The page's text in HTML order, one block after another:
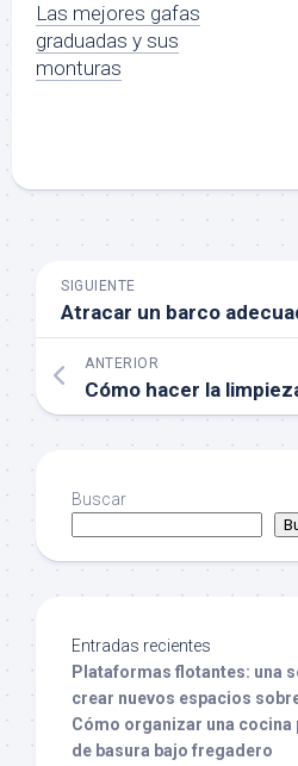
Las mejores gafas
graduadas y sus
monturas
SIGUIENTE
Atracar un barco
ANTERIOR
Buscar
Entradas recientes
Plataformas flotantes: una
crear nuevos espacios
Cómo organizar una cocina
de basura bajo fregadero